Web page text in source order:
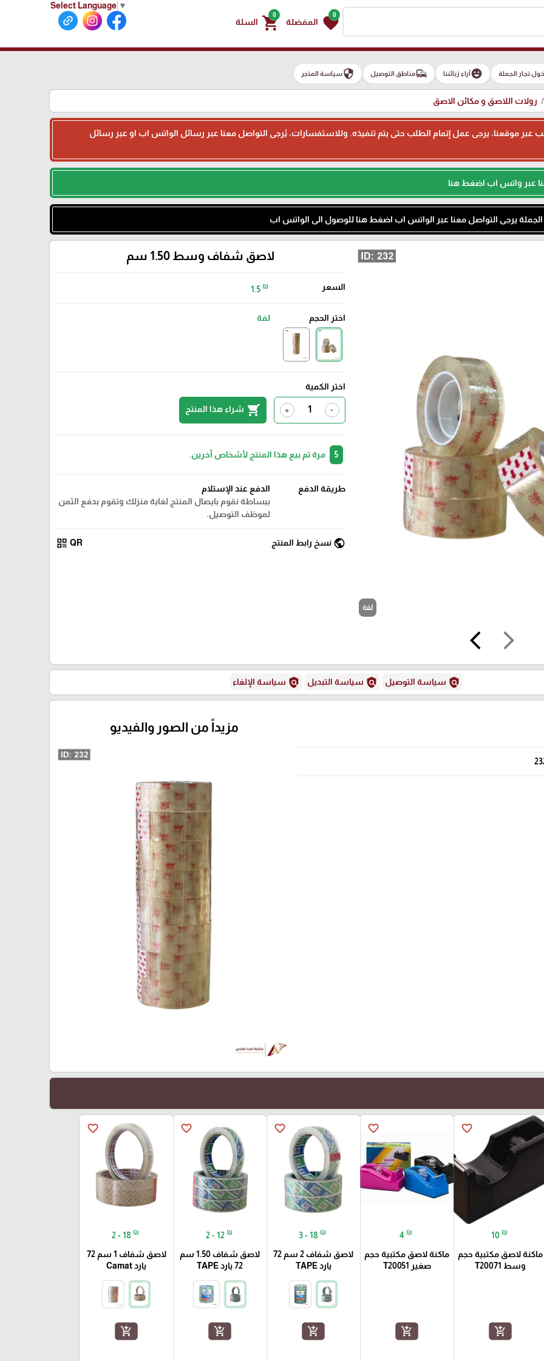
Select Language ▼
0
favorite المفضلة
0
shopping_cart السلة
تجار الجملة emoji_emotionsآراء زبائننا commuteمناطق التوصيل securityسياسة المتجر
رولات اللاصق و مكائن الاصق
طلب عبر موقعنا، يرجى عمل إتمام الطلب حتى يتم تنفيذه. وللاستفسارات، يُرجى التواصل معنا عبر رسائل الواتس اب او عبر رسائل
عبر واتس اب اضغط هنا
الجملة يرجى التواصل معنا عبر الواتس اب اضغط هنا للوصول الى الواتس اب
لفة
arrow_forward_ios
arrow_back_ios
لاصق شفاف وسط 1.50 سم
السعر 1.5 ₪
اختر الحجم لفة
اختر الكمية
-
+
shopping_cart شراء هذا المنتج
5 مرة تم بيع هذا المنتج لأشخاص آخرين.
طريقة الدفع
الدفع عند الإستلام
ببساطة نقوم بايصال المنتج لغاية منزلك وتقوم بدفع الثمن
لموظف التوصيل.
public نسخ رابط المنتج QR
qr_code
policy سياسة التوصيل policy سياسة التبديل policy سياسة الإلغاء
مزيداً من الصور والفيديو
favorite_border
10 ₪
ماكنة لاصق مكتبية حجم
وسط T20071
add_shopping_cart
favorite_border
4 ₪
ماكنة لاصق مكتبية حجم
صغير T20051
add_shopping_cart
favorite_border
3 - 18 ₪
لاصق شفاف 2 سم 72
يارد TAPE
add_shopping_cart
favorite_border
2 - 12 ₪
لاصق شفاف 1.50 سم
72 يارد TAPE
add_shopping_cart
favorite_border
2 - 18 ₪
لاصق شفاف 1 سم 72
يارد Camat
add_shopping_cart